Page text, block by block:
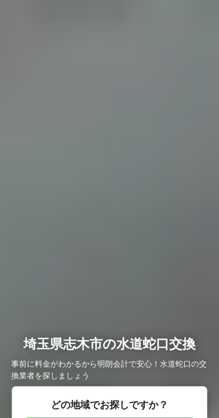
埼玉県志木市の水道蛇口交換
事前に料金がわかるから明朗会計で安心！水道蛇口の交
換業者を探しましょう
どの地域でお探しですか？